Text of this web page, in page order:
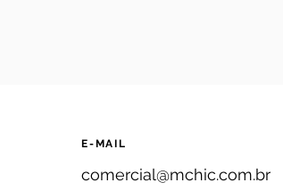
E-MAIL
comercial@mchic.com.br